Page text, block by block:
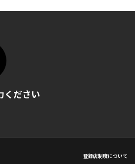
ください
登録店制度について